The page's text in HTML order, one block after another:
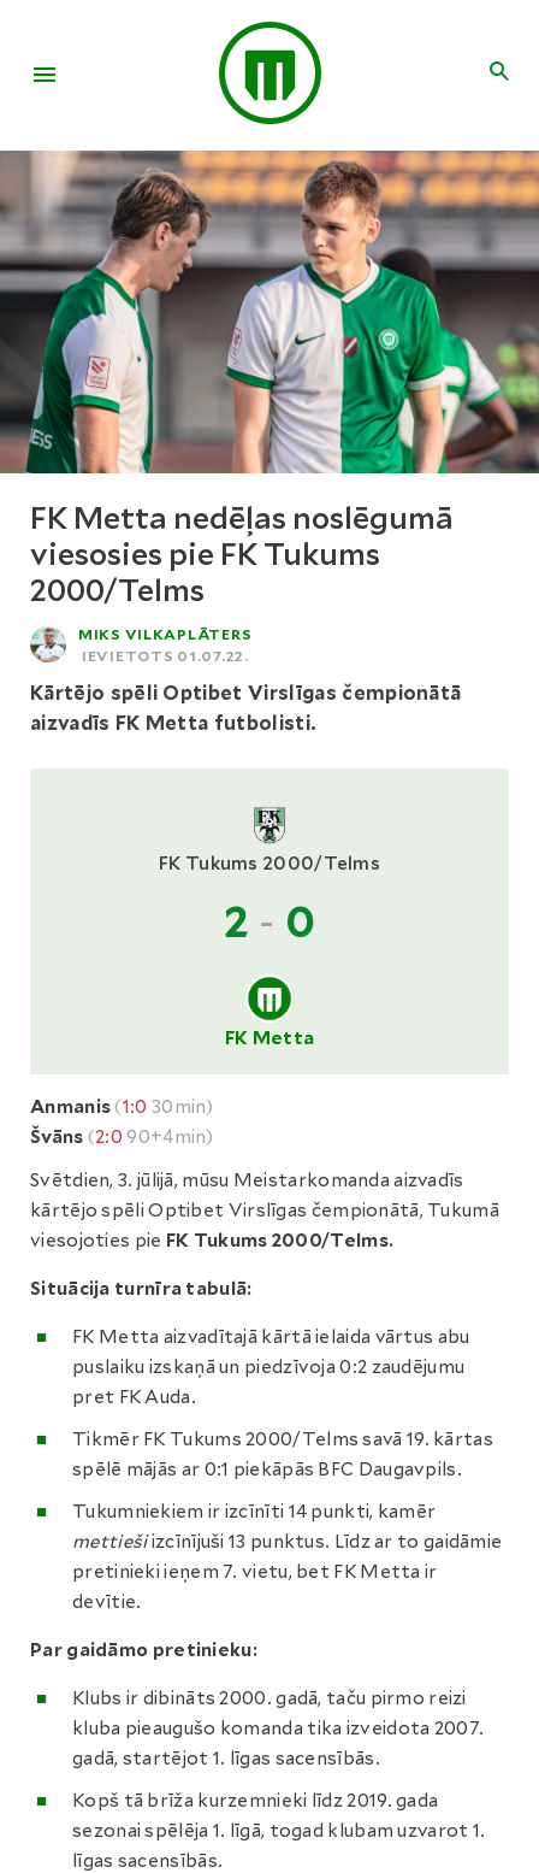
FK Metta nedēļas noslēgumā
viesosies pie FK Tukums
2000/Telms
MIKS VILKAPLĀTERS
IEVIETOTS 01.07.22.
Kārtējo spēli Optibet Virslīgas čempionātā
aizvadīs FK Metta futbolisti.
FK Tukums 2000/Telms
2 - 0
FK Metta
Anmanis(1:0 30min)
Švāns (2:0 90+4min)
Svētdien, 3. jūlijā, mūsu Meistarkomanda aizvadīs
kārtējo spēli Optibet Virslīgas čempionātā, Tukumā
viesojoties pie FK Tukums 2000/Telms.
Situācija turnīra tabulā:
FK Metta aizvadītajā kārtā ielaida vārtus abu
puslaiku izskaņā un piedzīvoja 0:2 zaudējumu
pret FK Auda.
Tikmēr FK Tukums 2000/Telms savā 19. kārtas
spēlē mājās ar 0:1 piekāpās BFC Daugavpils.
Tukumniekiem ir izcīnīti 14 punkti, kamēr
mettiešiizcīnījuši 13 punktus. Līdz ar to gaidāmie
pretinieki ieņem 7. vietu, bet FK Metta ir
devītie.
Par gaidāmo pretinieku:
Klubs ir dibināts 2000. gadā, taču pirmo reizi
kluba pieaugušo komanda tika izveidota 2007.
gadā, startējot 1. līgas sacensībās.
Kopš tā brīža kurzemnieki līdz 2019. gada
sezonai spēlēja 1. līgā, togad klubam uzvarot 1.
līgas sacensībās.